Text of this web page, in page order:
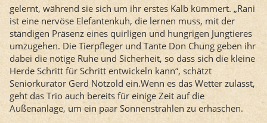
gelernt, während sie sich um ihr erstes Kalb kümmert. „Rani
ist eine nervöse Elefantenkuh, die lernen muss, mit der
ständigen Präsenz eines quirligen und hungrigen Jungtieres
umzugehen. Die Tierpfleger und Tante Don Chung geben ihr
dabei die nötige Ruhe und Sicherheit, so dass sich die kleine
Herde Schritt für Schritt entwickeln kann“, schätzt
Seniorkurator Gerd Nötzold ein.Wenn es das Wetter zulässt,
geht das Trio auch bereits für einige Zeit auf die
Außenanlage, um ein paar Sonnenstrahlen zu erhaschen.